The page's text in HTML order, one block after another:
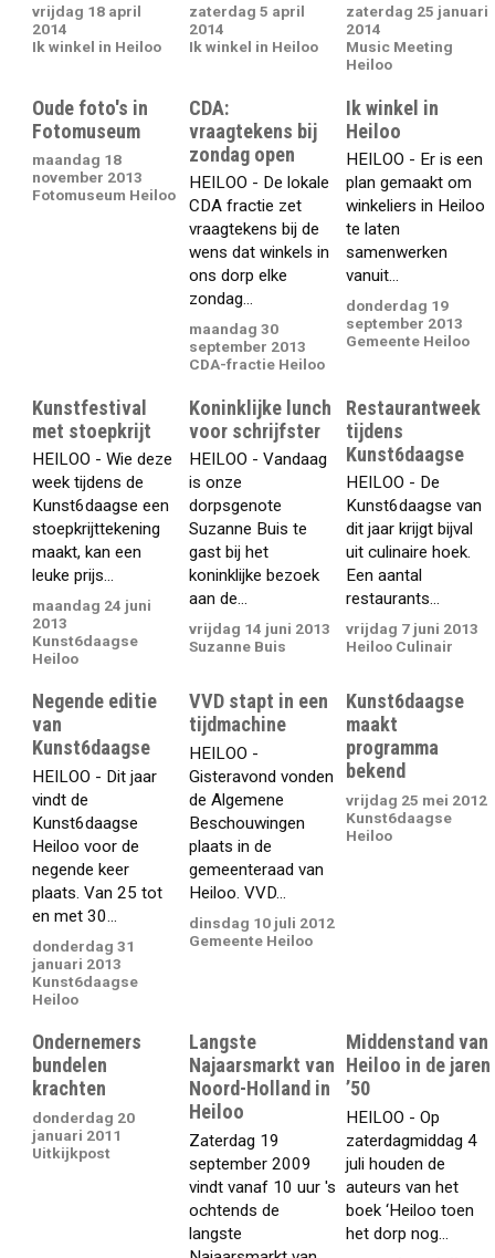
vrijdag 18 april
2014
Ik winkel in Heiloo
zaterdag 5 april
2014
Ik winkel in Heiloo
zaterdag 25 januari
2014
Music Meeting
Heiloo
Oude foto's in
Fotomuseum
maandag 18
november 2013
Fotomuseum Heiloo
CDA:
vraagtekens bij
zondag open
HEILOO - De lokale
CDA fractie zet
vraagtekens bij de
wens dat winkels in
ons dorp elke
zondag...
maandag 30
september 2013
CDA-fractie Heiloo
Ik winkel in
Heiloo
HEILOO - Er is een
plan gemaakt om
winkeliers in Heiloo
te laten
samenwerken
vanuit...
donderdag 19
september 2013
Gemeente Heiloo
Kunstfestival
met stoepkrijt
HEILOO - Wie deze
week tijdens de
Kunst6daagse een
stoepkrijttekening
maakt, kan een
leuke prijs...
maandag 24 juni
2013
Kunst6daagse
Heiloo
Koninklijke lunch
voor schrijfster
HEILOO - Vandaag
is onze
dorpsgenote
Suzanne Buis te
gast bij het
koninklijke bezoek
aan de...
vrijdag 14 juni 2013
Suzanne Buis
Restaurantweek
tijdens
Kunst6daagse
HEILOO - De
Kunst6daagse van
dit jaar krijgt bijval
uit culinaire hoek.
Een aantal
restaurants...
vrijdag 7 juni 2013
Heiloo Culinair
Negende editie
van
Kunst6daagse
HEILOO - Dit jaar
vindt de
Kunst6daagse
Heiloo voor de
negende keer
plaats. Van 25 tot
en met 30...
donderdag 31
januari 2013
Kunst6daagse
Heiloo
VVD stapt in een
tijdmachine
HEILOO -
Gisteravond vonden
de Algemene
Beschouwingen
plaats in de
gemeenteraad van
Heiloo. VVD...
dinsdag 10 juli 2012
Gemeente Heiloo
Kunst6daagse
maakt
programma
bekend
vrijdag 25 mei 2012
Kunst6daagse
Heiloo
Ondernemers
bundelen
krachten
donderdag 20
januari 2011
Uitkijkpost
Langste
Najaarsmarkt van
Noord-Holland in
Heiloo
Zaterdag 19
september 2009
vindt vanaf 10 uur 's
ochtends de
langste
Middenstand van
Heiloo in de jaren
’50
HEILOO - Op
zaterdagmiddag 4
juli houden de
auteurs van het
boek ‘Heiloo toen
het dorp nog...